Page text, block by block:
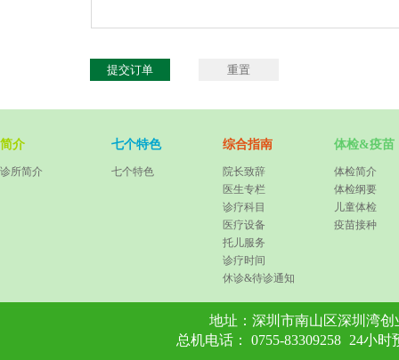
简介
诊所简介
七个特色
七个特色
综合指南
院长致辞
医生专栏
诊疗科目
医疗设备
托儿服务
诊疗时间
休诊&待诊通知
体检&疫苗
体检简介
体检纲要
儿童体检
疫苗接种
地址： 深圳市南山区深圳湾
总机电话： 0755-83309258
24小时